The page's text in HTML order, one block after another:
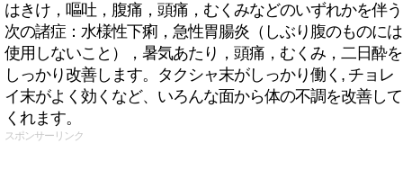
はきけ，嘔吐，腹痛，頭痛，むくみなどのいずれかを伴う
次の諸症：水様性下痢，急性胃腸炎（しぶり腹のものには
使用しないこと），暑気あたり，頭痛，むくみ，二日酔を
しっかり改善します。タクシャ末がしっかり働く, チョレ
イ末がよく効くなど、いろんな面から体の不調を改善して
くれます。
スポンサーリンク